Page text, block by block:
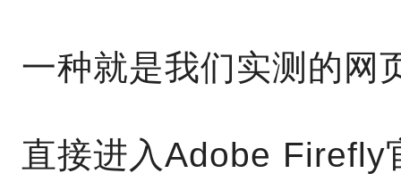
一种就是我们实测的网
直接进入Adobe Firefly